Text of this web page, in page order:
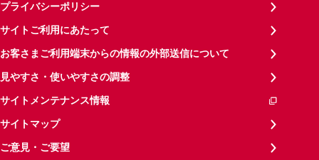
プライバシーポリシー
サイトご利用にあたって
お客さまご利用端末からの情報の外部送信について
見やすさ・使いやすさの調整
サイトメンテナンス情報
サイトマップ
ご意見・ご要望